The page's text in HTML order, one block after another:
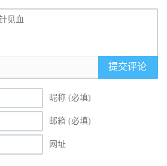
提交评论
昵称 (必填)
邮箱 (必填)
网址